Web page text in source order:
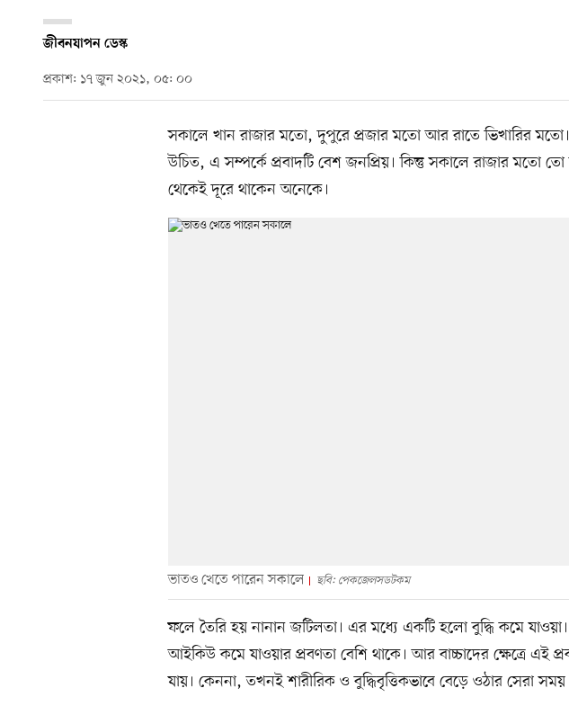
জীবনযাপন ডেস্ক
প্রকাশ: ১৭ জুন ২০২১, ০৫: ০০
সকালে খান রাজার মতো, দুপুরে প্রজার মতো আর রাতে ভিখারির
উচিত, এ সম্পর্কে প্রবাদটি বেশ জনপ্রিয়। কিন্তু সকালে রাজার মতো
থেকেই দূরে থাকেন অনেকে।
ভাতও খেতে পারেন সকালে ছবি: পেকজেলসডটকম
ফলে তৈরি হয় নানান জটিলতা। এর মধ্যে একটি হলো বুদ্ধি কমে
আইকিউ কমে যাওয়ার প্রবণতা বেশি থাকে। আর বাচ্চাদের ক্ষেত্রে এই
যায়। কেননা, তখনই শারীরিক ও বুদ্ধিবৃত্তিকভাবে বেড়ে ওঠার সেরা সময়।